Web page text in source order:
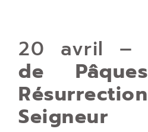
20 avril –
de
Seigneur